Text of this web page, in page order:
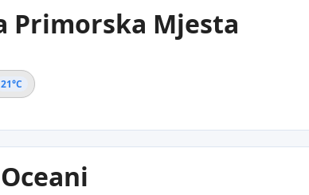
Primorska Mjesta
21°C